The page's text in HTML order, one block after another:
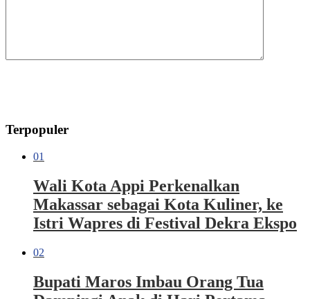
Terpopuler
01
Wali Kota Appi Perkenalkan
Makassar sebagai Kota Kuliner, ke
Istri Wapres di Festival Dekra Ekspo
02
Bupati Maros Imbau Orang Tua